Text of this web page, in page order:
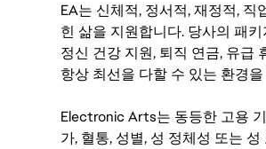
EA는 신체적, 정서적, 재정적,
힌 삶을 지원합니다. 당사의 패
정신 건강 지원, 퇴직 연금, 유급
항상 최선을 다할 수 있는 환경
Electronic Arts는 동등한 고용
가, 혈통, 성별, 성 정체성 또는